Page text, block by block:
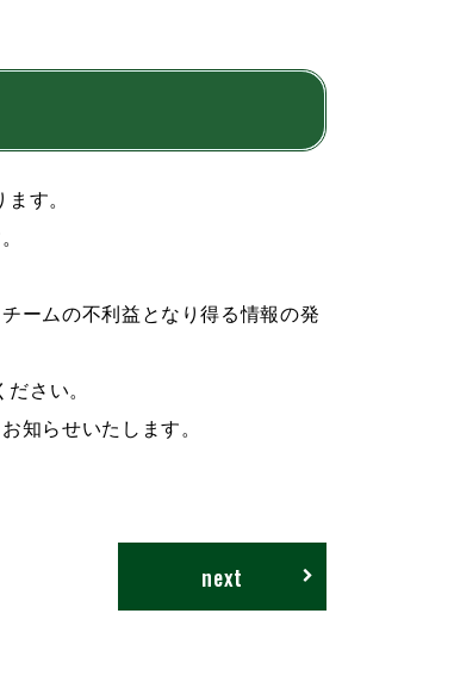
す。
ームの不利益となり得る情報の発
さい。
知らせいたします。
next